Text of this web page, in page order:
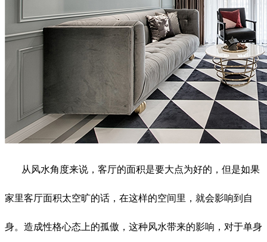
从风水角度来说，客厅的面积是要大点为好的，但是如果
家里客厅面积太空旷的话，在这样的空间里，就会影响到自
身。造成性格心态上的孤傲，这种风水带来的影响，对于单身